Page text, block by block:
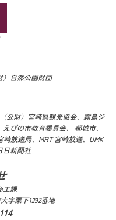
）自然公園財団
公財）宮崎県観光協会、霧島ジ
びの市教育委員会、 都城市、
崎放送局、MRT 宮崎放送、UMK
日新聞社
工課
字栗下1292番地